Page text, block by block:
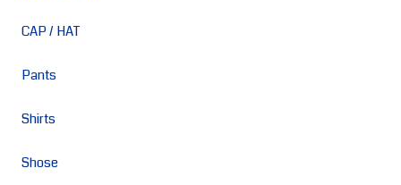
CAP / HAT
Pants
Shirts
Shose